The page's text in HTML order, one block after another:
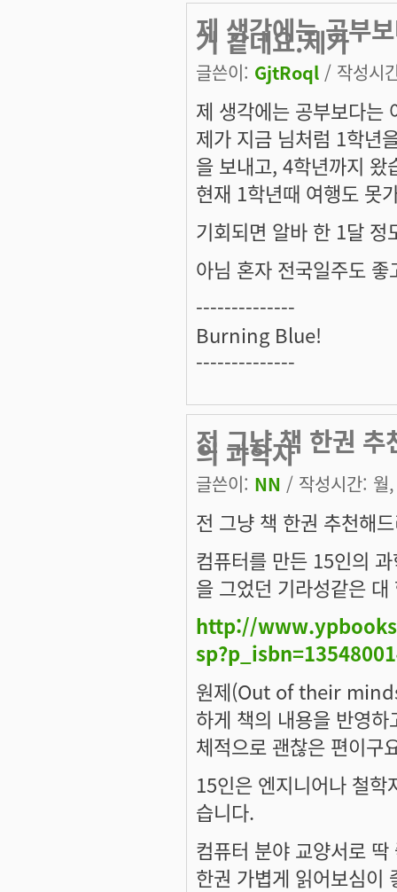
제 생각에는 공부
거 같네요.제가
글쓴이: GjtRoql / 작성시
제 생각에는 공부보다는
제가 지금 님처럼 1학년
을 보내고, 4학년까지 왔
현재 1학년때 여행도 못
기회되면 알바 한 1달
아님 혼자 전국일주도
--------------
Burning Blue!
--------------
전 그냥 책 한권
의 과학자
글쓴이: NN / 작성시간:
전 그냥 책 한권 추천해
컴퓨터를 만든 15인의
을 그었던 기라성같은
http://
원제(Out of their
하게 책의 내용을 반영
체적으로 괜찮은 편이구
15인은 엔지니어나 철학
습니다.
컴퓨터 분야 교양서로
한권 가볍게 읽어보심이